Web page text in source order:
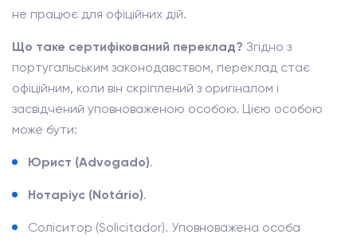
не працює для офіційних дій.
Що таке сертифікований переклад? Згідно з
португальським законодавством, переклад стає
офіційним, коли він скріплений з оригіналом і
засвідчений уповноваженою особою. Цією особою
може бути:
Юрист (Advogado).
Нотаріус (Notário).
Соліситор (Solicitador). Уповноважена особа